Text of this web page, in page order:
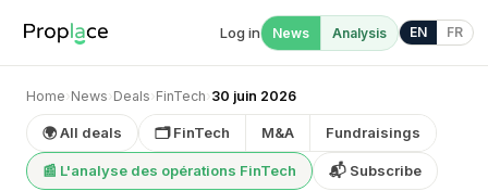
Log in News Analysis EN FR
Home› News› Deals› FinTech› 30 juin 2026
🌍 All deals 🗂 FinTech M&A Fundraisings
📰 L'analyse des opérations FinTech 📬 Subscribe